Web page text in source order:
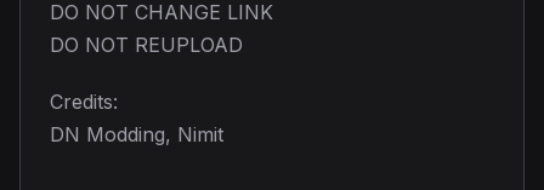
DO NOT CHANGE LINK
DO NOT REUPLOAD
Credits:
DN Modding, Nimit